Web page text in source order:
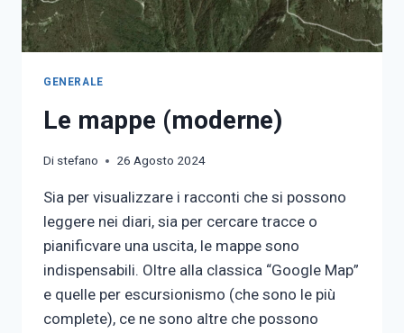
GENERALE
Le mappe (moderne)
Di stefano 26 Agosto 2024
Sia per visualizzare i racconti che si possono
leggere nei diari, sia per cercare tracce o
pianificvare una uscita, le mappe sono
indispensabili. Oltre alla classica “Google Map”
e quelle per escursionismo (che sono le più
complete), ce ne sono altre che possono